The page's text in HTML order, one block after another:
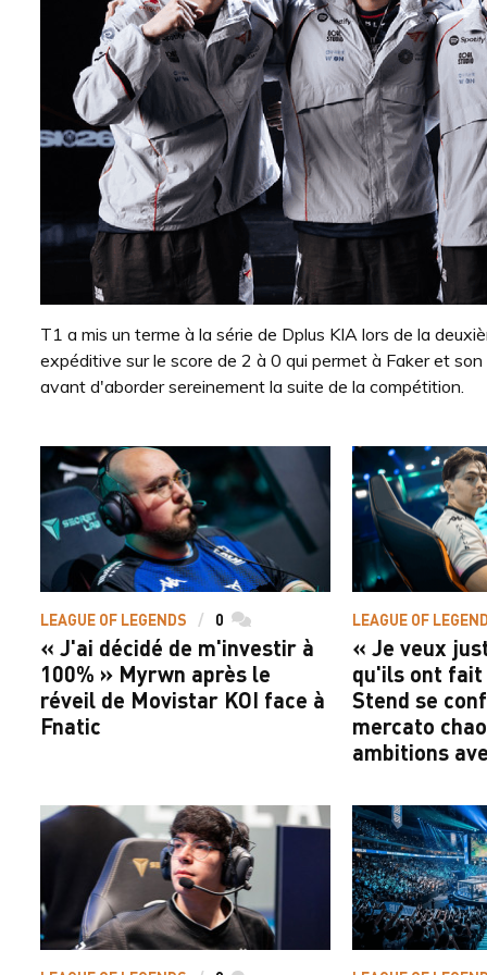
T1 a mis un terme à la série de Dplus KIA lors de la
expéditive sur le score de 2 à 0 qui permet à Faker et
avant d'aborder sereinement la suite de la compétition.
LEAGUE OF LEGENDS 0 commentaires
« J'ai décidé de m'investir à
100% » Myrwn après le
réveil de Movistar KOI face à
Fnatic
LEAGUE OF
« Je veux
qu'ils ont
Stend se
mercato
ambitions